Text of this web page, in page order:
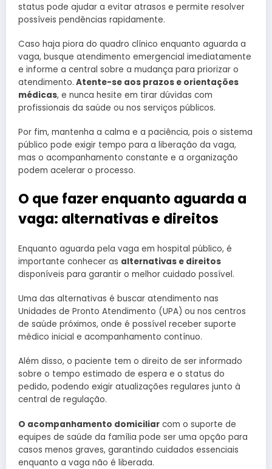
status pode ajudar a evitar atrasos e permite resolver
possíveis pendências rapidamente.
Caso haja piora do quadro clínico enquanto aguarda a
vaga, busque atendimento emergencial imediatamente
e informe a central sobre a mudança para priorizar o
atendimento. Atente-se aos prazos e orientações
médicas, e nunca hesite em tirar dúvidas com
profissionais da saúde ou nos serviços públicos.
Por fim, mantenha a calma e a paciência, pois o sistema
público pode exigir tempo para a liberação da vaga,
mas o acompanhamento constante e a organização
podem acelerar o processo.
O que fazer enquanto aguarda a
vaga: alternativas e direitos
Enquanto aguarda pela vaga em hospital público, é
importante conhecer as alternativas e direitos
disponíveis para garantir o melhor cuidado possível.
Uma das alternativas é buscar atendimento nas
Unidades de Pronto Atendimento (UPA) ou nos centros
de saúde próximos, onde é possível receber suporte
médico inicial e acompanhamento contínuo.
Além disso, o paciente tem o direito de ser informado
sobre o tempo estimado de espera e o status do
pedido, podendo exigir atualizações regulares junto à
central de regulação.
O acompanhamento domiciliar com o suporte de
equipes de saúde da família pode ser uma opção para
casos menos graves, garantindo cuidados essenciais
enquanto a vaga não é liberada.